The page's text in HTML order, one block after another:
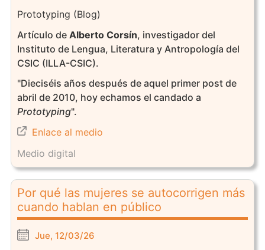
Prototyping (Blog)
Artículo de Alberto Corsín, investigador del
Instituto de Lengua, Literatura y Antropología del
CSIC (ILLA-CSIC).
"Dieciséis años después de aquel primer post de
abril de 2010, hoy echamos el candado a
Prototyping".
Enlace al medio
Medio digital
Por qué las mujeres se autocorrigen más
cuando hablan en público
Jue, 12/03/26